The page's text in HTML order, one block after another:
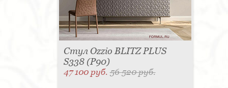
Стул Ozzio BLITZ PLUS
S338 (P90)
47 100 руб.56 520 руб.